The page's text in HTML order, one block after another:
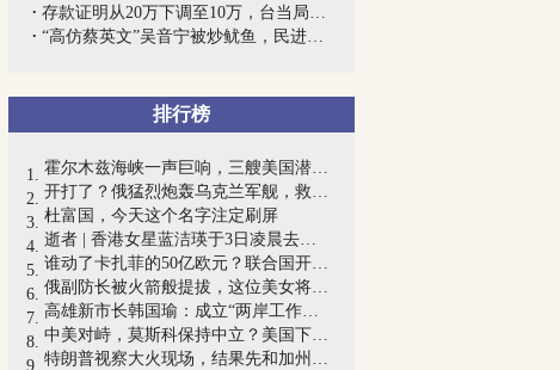
存款证明从20万下调至10万，台当局：亲爱...
“高仿蔡英文”吴音宁被炒鱿鱼，民进党败...
排行榜
霍尔木兹海峡一声巨响，三艘美国潜艇被炸...
开打了？俄猛烈炮轰乌克兰军舰，救生艇全...
杜富国，今天这个名字注定刷屏
逝者 | 香港女星蓝洁瑛于3日凌晨去世，享...
谁动了卡扎菲的50亿欧元？联合国开启调查...
俄副防长被火箭般提拔，这位美女将军什么...
高雄新市长韩国瑜：成立“两岸工作小组”...
中美对峙，莫斯科保持中立？美国下月举行...
特朗普视察大火现场，结果先和加州州长吵...